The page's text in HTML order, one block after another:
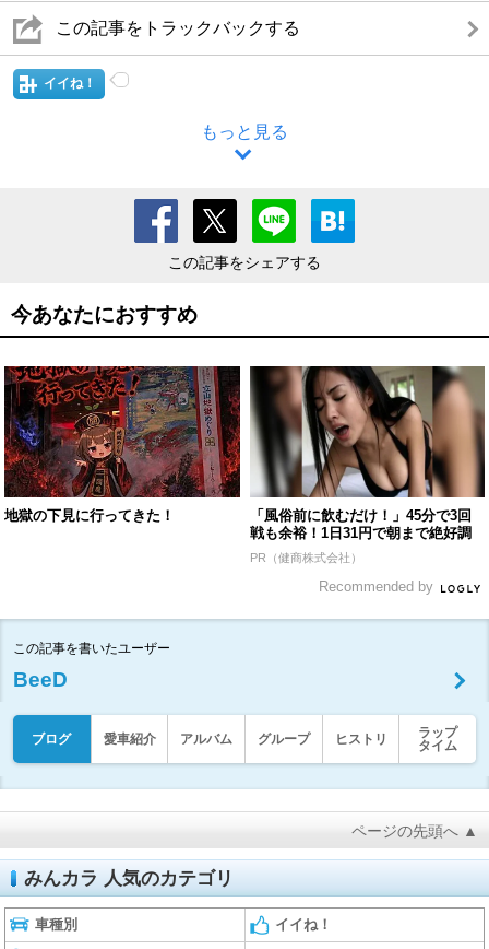
この記事をトラックバックする
イイね！
もっと見る
この記事をシェアする
今あなたにおすすめ
地獄の下見に行ってきた！
「風俗前に飲むだけ！」45分で3回
戦も余裕！1日31円で朝まで絶好調
PR（健商株式会社）
Recommended by
この記事を書いたユーザー
BeeD
ブログ 愛車紹介 アルバム グループ ヒストリ
ラップ
タイム
ページの先頭へ ▲
みんカラ 人気のカテゴリ
車種別 イイね！